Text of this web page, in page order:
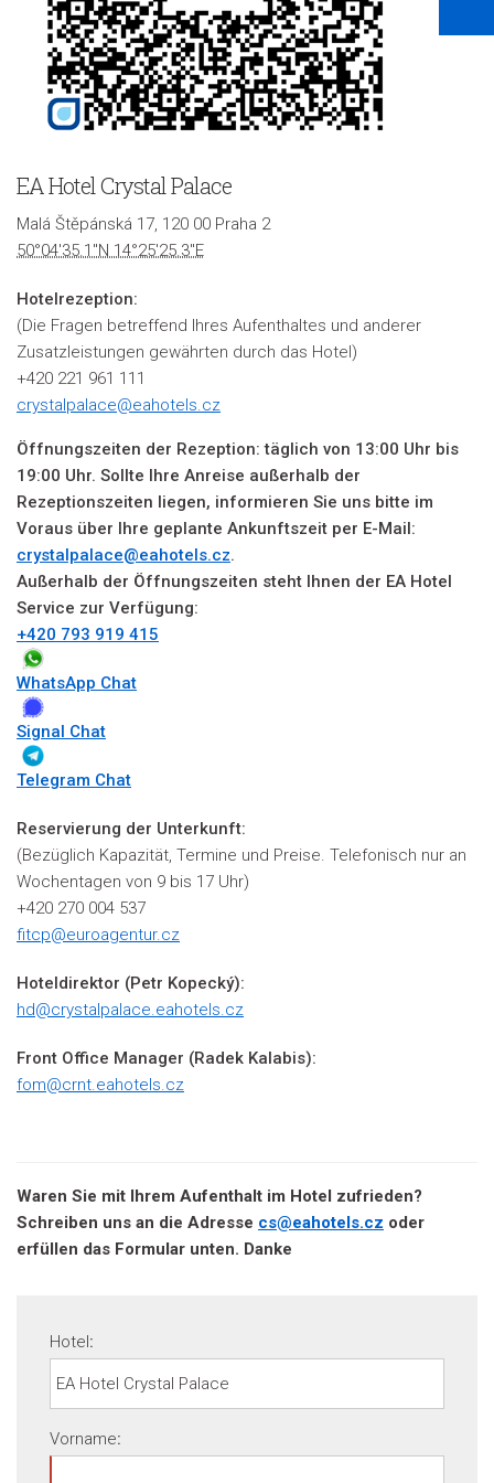
EA Hotel Crystal Palace
Malá Štěpánská 17, 120 00 Praha 2
50°04'35.1"N 14°25'25.3"E
Hotelrezeption:
(Die Fragen betreffend Ihres Aufenthaltes und anderer
Zusatzleistungen gewährten durch das Hotel)
+420 221 961 111
crystalpalace@eahotels.cz
Öffnungszeiten der Rezeption: täglich von 13:00 Uhr bis
19:00 Uhr. Sollte Ihre Anreise außerhalb der
Rezeptionszeiten liegen, informieren Sie uns bitte im
Voraus über Ihre geplante Ankunftszeit per E-Mail:
crystalpalace@eahotels.cz.
Außerhalb der Öffnungszeiten steht Ihnen der EA Hotel
Service zur Verfügung:
+420 793 919 415
WhatsApp Chat
Signal Chat
Telegram Chat
Reservierung der Unterkunft:
(Bezüglich Kapazität, Termine und Preise. Telefonisch nur an
Wochentagen von 9 bis 17 Uhr)
+420 270 004 537
fitcp@euroagentur.cz
Hoteldirektor (Petr Kopecký):
hd@crystalpalace.eahotels.cz
Front Office Manager (Radek Kalabis):
fom@crnt.eahotels.cz
Waren Sie mit Ihrem Aufenthalt im Hotel zufrieden?
Schreiben uns an die Adresse cs@eahotels.cz oder
erfüllen das Formular unten. Danke
Hotel:
Vorname: